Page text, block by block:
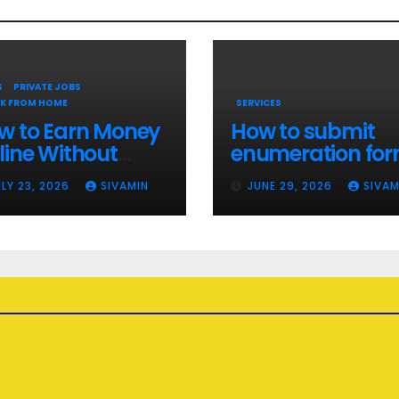
PRIVATE JOBS
FROM HOME
to Earn Money
Without
|| Best
earning app
investment
23, 2026 SIVAMIN
SERVICES
How to submit
enumeration
online 2026
JUNE 29, 2026